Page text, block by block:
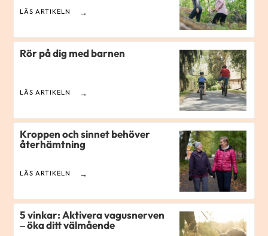
LÄS ARTIKELN
Rör på dig med barnen
LÄS ARTIKELN
Kroppen och sinnet behöver
återhämtning
LÄS ARTIKELN
5 vinkar: Aktivera vagusnerven
– öka ditt välmående